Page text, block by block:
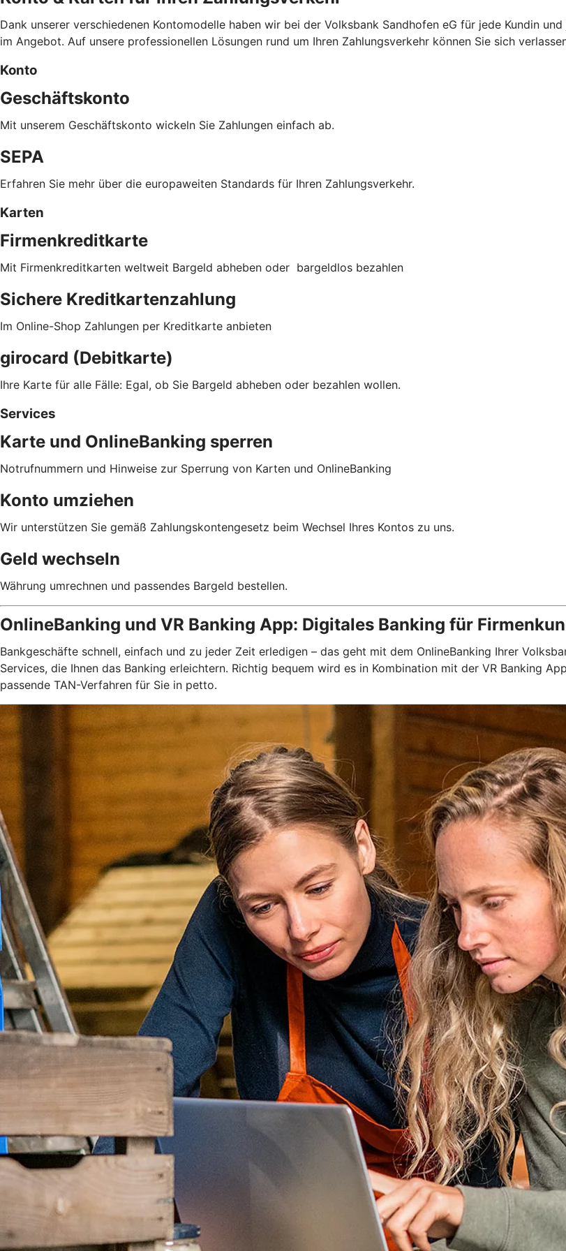
Dank unserer verschiedenen Kontomodelle haben wir bei der Volksbank Sandhofen eG für jede Kundin
im Angebot. Auf unsere professionellen Lösungen rund um Ihren Zahlungsverkehr können Sie sich
Konto
Geschäftskonto
Mit unserem Geschäftskonto wickeln Sie Zahlungen einfach ab.
SEPA
Erfahren Sie mehr über die europaweiten Standards für Ihren Zahlungsverkehr.
Karten
Firmenkreditkarte
Mit Firmenkreditkarten weltweit Bargeld abheben oder bargeldlos bezahlen
Sichere Kreditkartenzahlung
Im Online-Shop Zahlungen per Kreditkarte anbieten
girocard (Debitkarte)
Ihre Karte für alle Fälle: Egal, ob Sie Bargeld abheben oder bezahlen wollen.
Services
Karte und OnlineBanking sperren
Notrufnummern und Hinweise zur Sperrung von Karten und OnlineBanking
Konto umziehen
Wir unterstützen Sie gemäß Zahlungskontengesetz beim Wechsel Ihres Kontos zu uns.
Geld wechseln
Währung umrechnen und passendes Bargeld bestellen.
OnlineBanking und VR Banking App: Digitales Banking für
Bankgeschäfte schnell, einfach und zu jeder Zeit erledigen – das geht mit dem OnlineBanking Ihrer
Services, die Ihnen das Banking erleichtern. Richtig bequem wird es in Kombination mit der VR Banking
passende TAN-Verfahren für Sie in petto.